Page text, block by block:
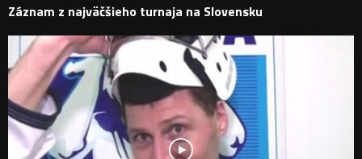
Záznam z najväčšieho turnaja na Slovensku